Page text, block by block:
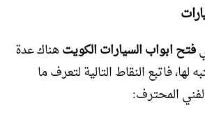
فتح ابواب السيارات الكويتهناك عدة
فاتبع النقاط التالية لتعرف ما
المحترف: